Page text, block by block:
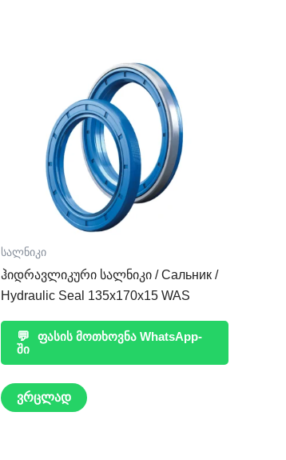
სალნიკი
ჰიდრავლიკური სალნიკი / Сальник /
Hydraulic Seal 135x170x15 WAS
💬
ფასის მოთხოვნა WhatsApp-
ში
ვრცლად